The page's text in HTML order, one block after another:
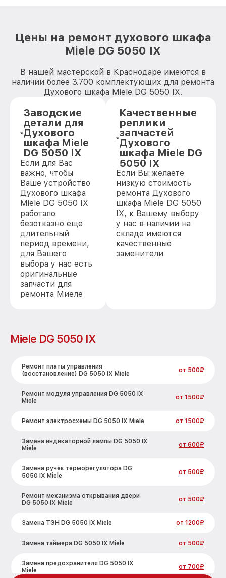
Цены на ремонт духового шкафа
Miele DG 5050 IX
В нашей мастерской в Краснодаре имеются в
наличии более 3.700 комплектующих для ремонта
Духового шкафа Miele DG 5050 IX.
Заводские
детали для
Духового
шкафа Miele
DG 5050 IX
Если для Вас
важно, чтобы
Ваше устройство
Духового шкафа
Miele DG 5050 IX
работало
безотказно еще
длительный
период времени,
для Вашего
выбора у нас есть
оригинальные
запчасти для
ремонта Миеле
Качественные
реплики
запчастей
Духового
шкафа Miele DG
5050 IX
Если Вы желаете
низкую стоимость
ремонта Духового
шкафа Miele DG 5050
IX, к Вашему выбору
у нас в наличии на
складе имеются
качественные
заменители
Miele DG 5050 IX
Ремонт платы управления
(восстановление) DG 5050 IX Miele
от 500₽
Ремонт модуля управления DG 5050 IX
Miele
от 1500₽
Ремонт электросхемы DG 5050 IX Miele от 1500₽
Замена индикаторной лампы DG 5050 IX
Miele
от 600₽
Замена ручек терморегулятора DG
5050 IX Miele
от 500₽
Ремонт механизма открывания двери
DG 5050 IX Miele
от 500₽
Замена ТЭН DG 5050 IX Miele от 1200₽
Замена таймера DG 5050 IX Miele от 500₽
Замена предохранителя DG 5050 IX
Miele
от 700₽